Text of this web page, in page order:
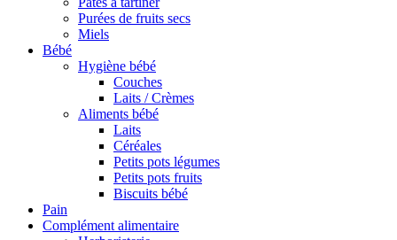
Purées de fruits secs
Miels
Bébé
Hygiène bébé
Couches
Laits / Crèmes
Aliments bébé
Laits
Céréales
Petits pots légumes
Petits pots fruits
Biscuits bébé
Pain
Complément alimentaire